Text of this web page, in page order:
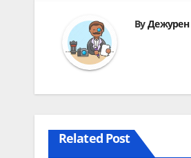
ByДежурен
Related Post